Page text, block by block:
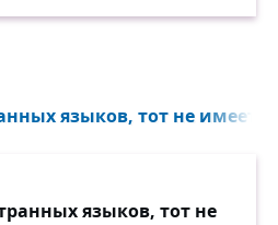
языков, тот не имеет
языков, тот не